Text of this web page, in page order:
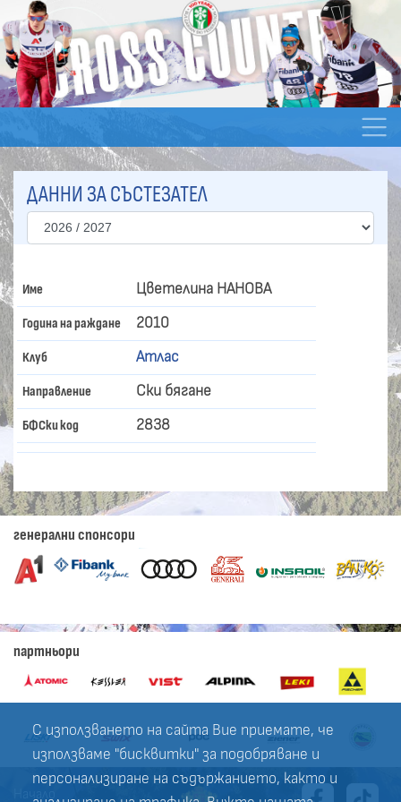
С използването на сайта Вие приемате, че
използваме "бисквитки" за подобряване и
персонализиране на съдържанието, както и
ДАННИ ЗА СЪСТЕЗАТЕЛ
Име Цветелина НАНОВА
Година на раждане 2010
Клуб Атлас
Направление Ски бягане
БФСки код 2838
генерални спонсори
партньори